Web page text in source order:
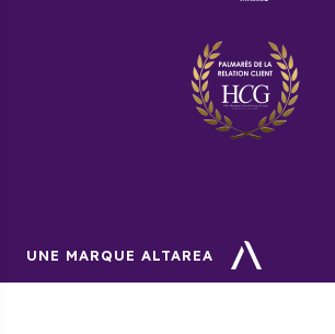
UNE MARQUE ALTAREA